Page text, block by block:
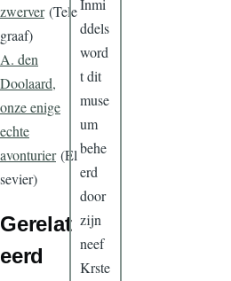
zwerver(Tele
graaf)
A. den
Doolaard,
onze enige
echte
avonturier(El
sevier)
Gerelat
eerd
Inmi
ddels
word
t dit
muse
um
behe
erd
door
zijn
neef
Krste